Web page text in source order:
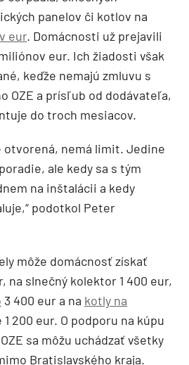
panelov či kotlov na
eur. Domácnosti už prejavili
eur. Ich žiadosti však
keďže nemajú zmluvu s
OZE a prísľub od dodávateľa,
do troch mesiacov.
otvorená, nemá limit. Jedine
ale kedy sa s tým
na inštalácii a kedy
podotkol Peter
môže domácnosť získať
na slnečný kolektor 1 400 eur,
3 400 eur a na kotly na
200 eur. O podporu na kúpu
sa môžu uchádzať všetky
Bratislavského kraja.